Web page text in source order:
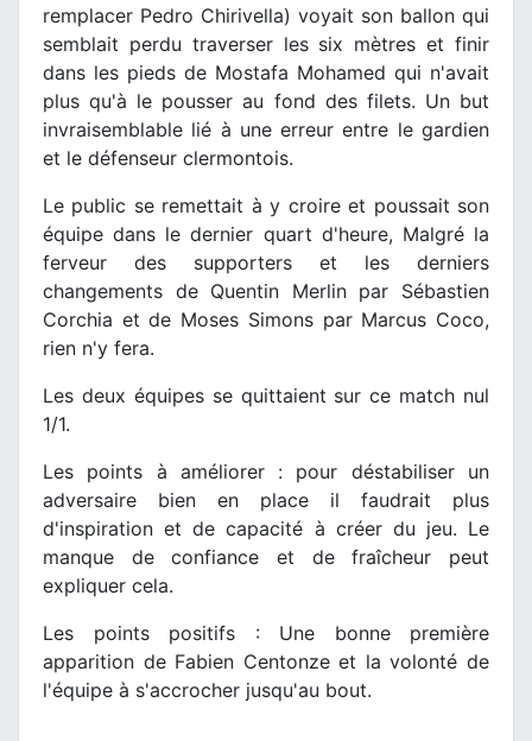
remplacer Pedro Chirivella) voyait son ballon qui
semblait perdu traverser les six mètres et finir
dans les pieds de Mostafa Mohamed qui n'avait
plus qu'à le pousser au fond des filets. Un but
invraisemblable lié à une erreur entre le gardien
et le défenseur clermontois.
Le public se remettait à y croire et poussait son
équipe dans le dernier quart d'heure, Malgré la
ferveur des supporters et les derniers
changements de Quentin Merlin par Sébastien
Corchia et de Moses Simons par Marcus Coco,
rien n'y fera.
Les deux équipes se quittaient sur ce match nul
1/1.
Les points à améliorer : pour déstabiliser un
adversaire bien en place il faudrait plus
d'inspiration et de capacité à créer du jeu. Le
manque de confiance et de fraîcheur peut
expliquer cela.
Les points positifs : Une bonne première
apparition de Fabien Centonze et la volonté de
l'équipe à s'accrocher jusqu'au bout.